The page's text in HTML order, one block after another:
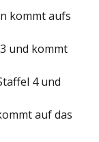
kommt aufs
und kommt
4 und
auf das